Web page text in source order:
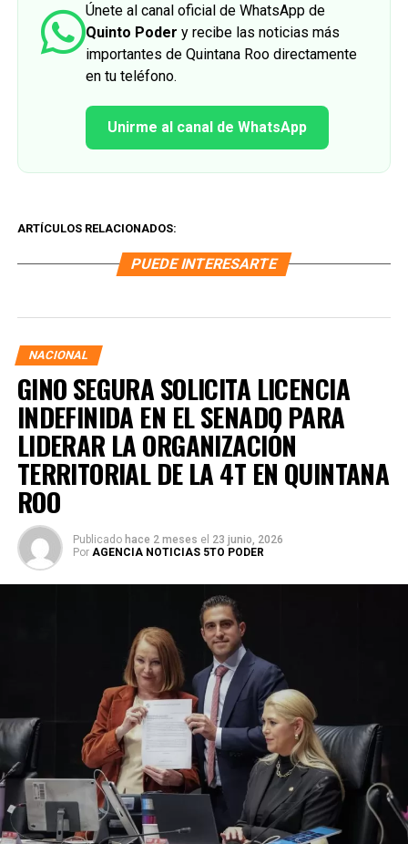
Únete al canal oficial de WhatsApp de
Quinto Poder y recibe las noticias más
importantes de Quintana Roo directamente
en tu teléfono.
Unirme al canal de WhatsApp
ARTÍCULOS RELACIONADOS:
PUEDE INTERESARTE
NACIONAL
GINO SEGURA SOLICITA LICENCIA
INDEFINIDA EN EL SENADO PARA
LIDERAR LA ORGANIZACIÓN
TERRITORIAL DE LA 4T EN QUINTANA
ROO
Publicado hace 2 meses el 23 junio, 2026
Por AGENCIA NOTICIAS 5TO PODER